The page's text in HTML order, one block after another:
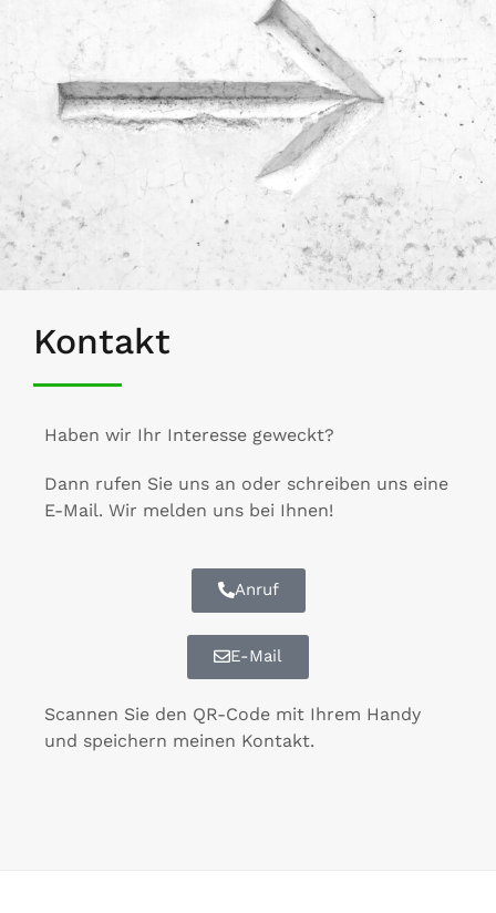
Kontakt
Haben wir Ihr Interesse geweckt?
Dann rufen Sie uns an oder schreiben uns eine
E-Mail. Wir melden uns bei Ihnen!
Anruf
E-Mail
Scannen Sie den QR-Code mit Ihrem Handy
und speichern meinen Kontakt.